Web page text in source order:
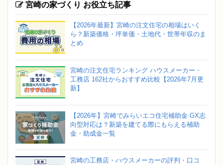
宮崎の家づくり お役立ち記事
【2026年最新】宮崎の注文住宅の相場はいく
ら？新築価格・坪単価・土地代・世帯年収のま
とめ
宮崎の注文住宅ランキング ハウスメーカー・
工務店 162社からおすすめ比較【2026年7月更
新】
【2026年】宮崎でみらいエコ住宅補助金 GX志
向型対応は？新築を建てる際にもらえる補助
金・助成金一覧
宮崎の工務店・ハウスメーカーの評判・口コ